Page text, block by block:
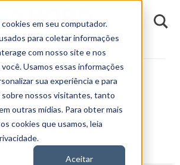
em seu computador.
para coletar informações
com nosso site e nos
Usamos essas informações
sua experiência e para
sobre nossos visitantes, tanto
outras mídias. Para obter mais
cookies que usamos, leia
Aceitar
SYY